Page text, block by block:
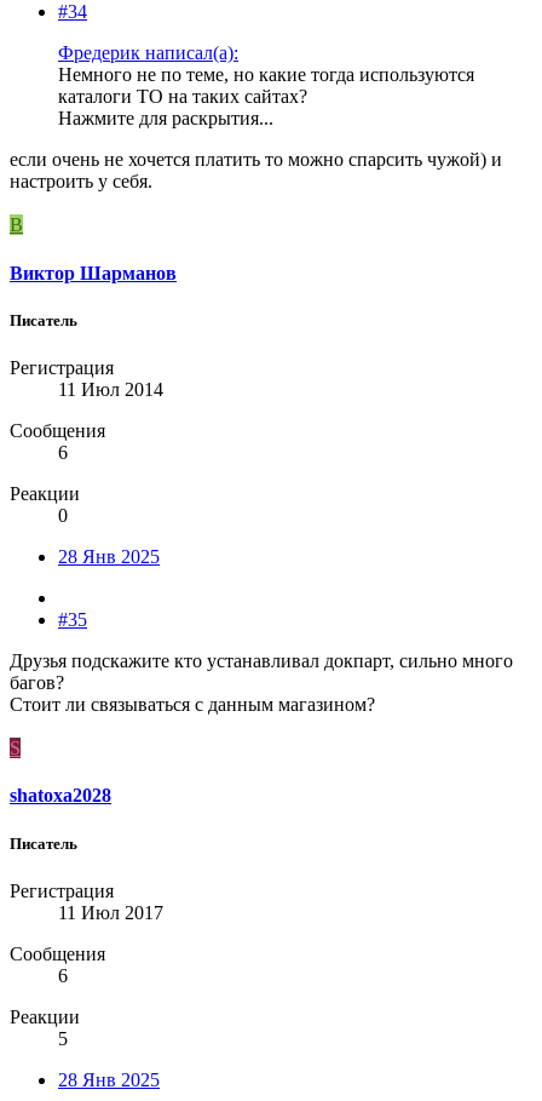
#34
Фредерик написал(а):
Немного не по теме, но какие тогда используются
каталоги ТО на таких сайтах?
Нажмите для раскрытия...
если очень не хочется платить то можно спарсить чужой) и
настроить у себя.
В
Виктор Шарманов
Писатель
Регистрация
11 Июл 2014
Сообщения
6
Реакции
0
28 Янв 2025
#35
Друзья подскажите кто устанавливал докпарт, сильно много
багов?
Стоит ли связываться с данным магазином?
S
shatoxa2028
Писатель
Регистрация
11 Июл 2017
Сообщения
6
Реакции
5
28 Янв 2025